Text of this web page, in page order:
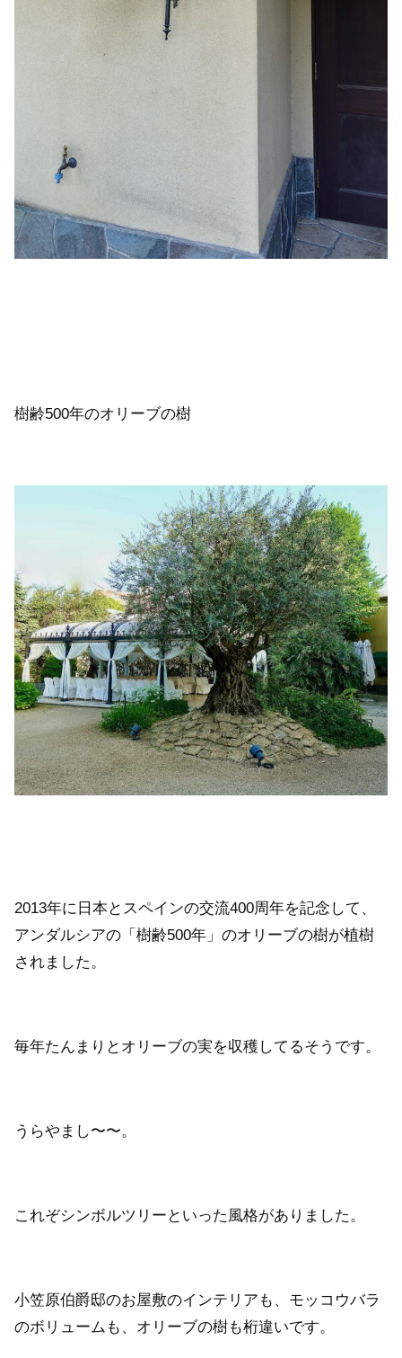
樹齢500年のオリーブの樹
2013年に日本とスペインの交流400周年を記念して、
アンダルシアの「樹齢500年」のオリーブの樹が植樹
されました。
毎年たんまりとオリーブの実を収穫してるそうです。
うらやまし〜〜。
これぞシンボルツリーといった風格がありました。
小笠原伯爵邸のお屋敷のインテリアも、モッコウバラ
のボリュームも、オリーブの樹も桁違いです。